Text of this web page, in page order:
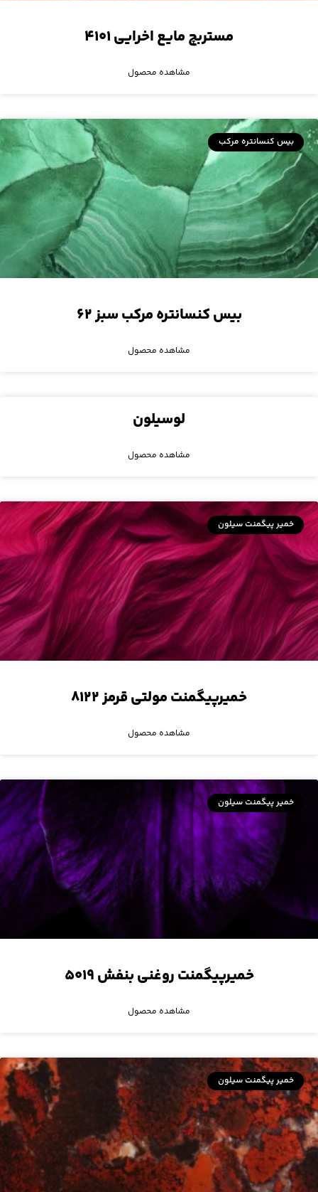
مستربچ مایع اخرایی ۴۱۰۱
مشاهده محصول
بیس کنسانتره مرکب
بیس کنسانتره مرکب سبز ۶۲
مشاهده محصول
لوسیلون
مشاهده محصول
خمیر پیگمنت سیلون
خمیرپیگمنت مولتی قرمز ۸۱۲۲
مشاهده محصول
خمیر پیگمنت سیلون
خمیرپیگمنت روغنی بنفش ۵۰۱۹
مشاهده محصول
خمیر پیگمنت سیلون